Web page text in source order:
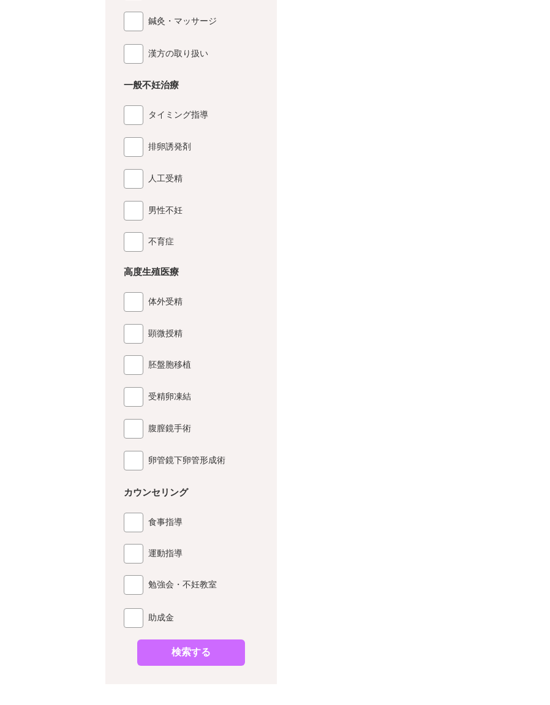
鍼灸・マッサージ
漢方の取り扱い
一般不妊治療
タイミング指導
排卵誘発剤
人工受精
男性不妊
不育症
高度生殖医療
体外受精
顕微授精
胚盤胞移植
受精卵凍結
腹膣鏡手術
卵管鏡下卵管形成術
カウンセリング
食事指導
運動指導
勉強会・不妊教室
助成金
検索する